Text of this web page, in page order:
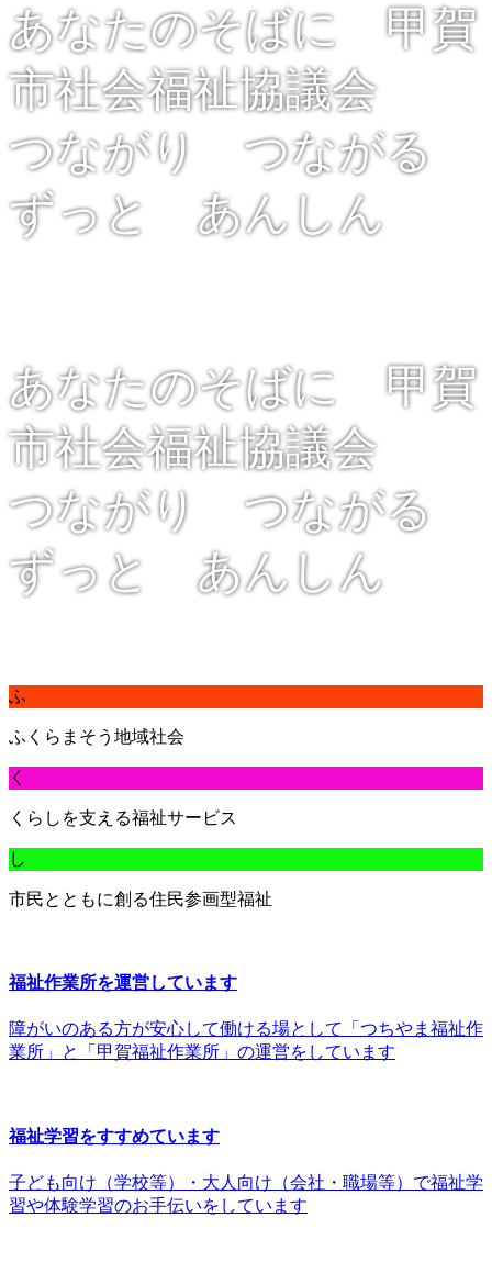
あなたのそばに 甲賀
市社会福祉協議会
つながり つながる
ずっと あんしん
あなたのそばに 甲賀
市社会福祉協議会
つながり つながる
ずっと あんしん
ふ
ふくらまそう地域社会
く
くらしを支える福祉サービス
し
市民とともに創る住民参画型福祉
福祉作業所を運営しています
障がいのある方が安心して働ける場として「つちやま福祉作
業所」と「甲賀福祉作業所」の運営をしています
福祉学習をすすめています
子ども向け（学校等）・大人向け（会社・職場等）で福祉学
習や体験学習のお手伝いをしています